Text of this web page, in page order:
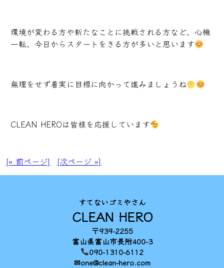
環境が変わる方や新たなことに挑戦される方など、心機
一転、今日からスタートをきる方が多いと思います
無理をせず着実に目標に向かって進みましょうね
CLEAN HEROは皆様を応援しています
[« 前ページ] [次ページ »]
すてないゴミやさん
CLEAN HERO
〒939-2255
富山県富山市長附400-3
090-1310-6112
✉one@clean-hero.com